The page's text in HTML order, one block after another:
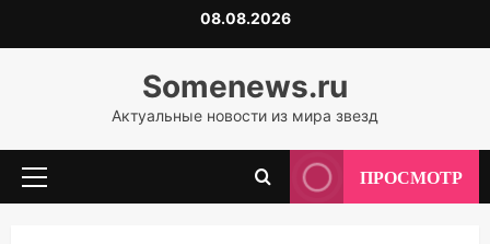
к
08.08.2026
Somenews.ru
Актуальные новости из мира звезд
Основное
ПРОСМОТР